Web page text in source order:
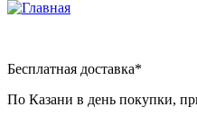
Бесплатная доставка*
По Казани в день покупки,